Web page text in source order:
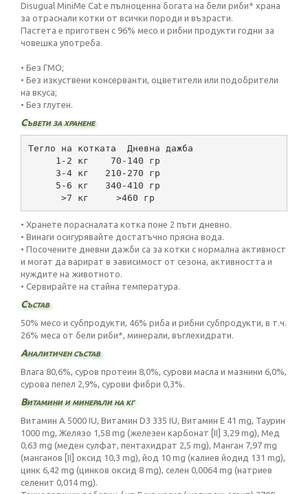
Disugual MiniMe Cat е пълноценна богата на бели риби* храна
за отраснали котки от всички породи и възрасти.
Пастета е приготвен с 96% месо и рибни продукти годни за
човешка употреба.
• Без ГМО;
• Без изкуствени консерванти, оцветители или подобрители
на вкуса;
• Без глутен.
Съвети за хранене
Тегло на котката  Дневна дажба
     1-2 кг    70-140 гр
     3-4 кг   210-270 гр
     5-6 кг   340-410 гр
      >7 кг     >460 гр
• Хранете порасналата котка поне 2 пъти дневно.
• Винаги осигурявайте достатъчно прясна вода.
• Посочените дневни дажби са за котки с нормална активност
и могат да варират в зависимост от сезона, активността и
нуждите на животното.
• Сервирайте на стайна температура.
Състав
50% месо и субпродукти, 46% риба и рибни субпродукти, в т.ч.
26% меса от бели риби*, минерали, въглехидрати.
Аналитичен състав
Влага 80,6%, суров протеин 8,0%, сурови масла и мазнини 6,0%,
сурова пепел 2,9%, сурови фибри 0,3%.
Витамини и минерали на кг
Витамин А 5000 IU, Витамин D3 335 IU, Витамин Е 41 mg, Таурин
1000 mg, Желязо 1,58 mg (железен карбонат [II] 3,29 mg), Мед
0,63 mg (меден сулфат, пентахидрат 2,5 mg), Манган 7,97 mg
(манганов [II] оксид 10,3 mg), йод 10 mg (калиев йодид 131 mg),
цинк 6,42 mg (цинков оксид 8 mg), селен 0,0064 mg (натриев
селенит 0,014 mg).